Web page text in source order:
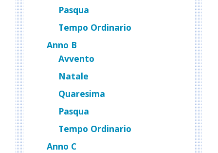
Pasqua
Tempo Ordinario
Anno B
Avvento
Natale
Quaresima
Pasqua
Tempo Ordinario
Anno C